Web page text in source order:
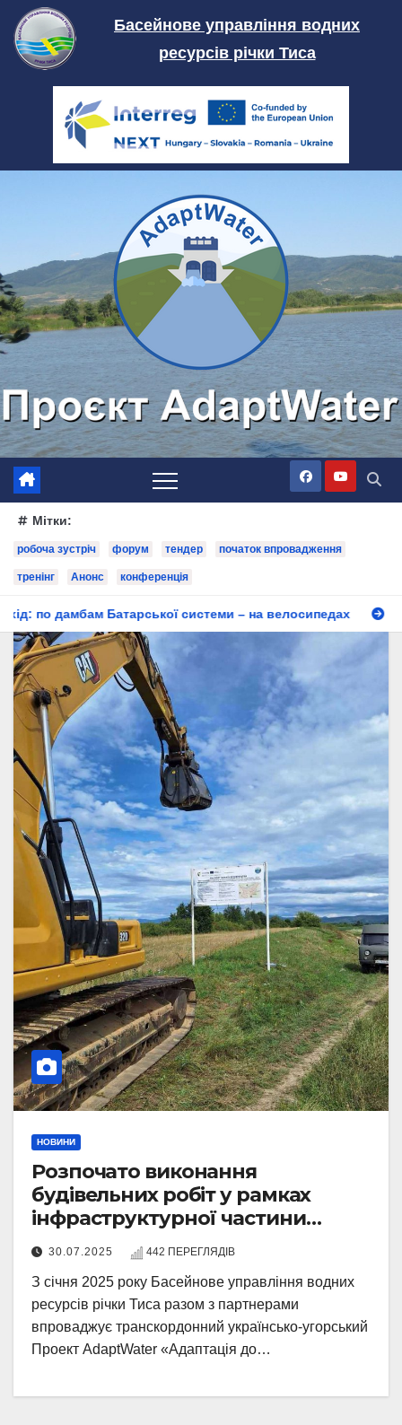
Skip
content
Басейнове управління водних
ресурсів річки Тиса
Мітки:
робоча зустріч форум тендер початок впровадження
тренінг Анонс конференція
системи – на велосипедах Партнери проєкту
НОВИНИ
Розпочато виконання
будівельних робіт у рамках
інфраструктурної частини
заходів Проєкту «AdaptWater»
30.07.2025 442 ПЕРЕГЛЯДІВ
З січня 2025 року Басейнове управління водних
ресурсів річки Тиса разом з партнерами
впроваджує транскордонний українсько-угорський
Проект AdaptWater «Адаптація до…